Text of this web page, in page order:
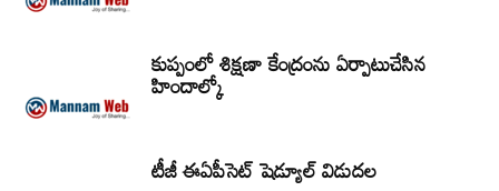
కుప్పంలో శిక్షణా కేంద్రంను ఏర్పాటుచేసిన
హిందాల్కో
టీజీ ఈఏపీసెట్‌ షెడ్యూల్‌ విడుదల